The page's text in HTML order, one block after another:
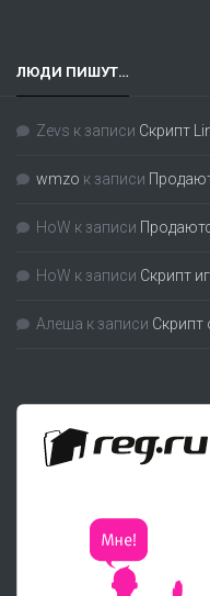
ЛЮДИ ПИШУТ…
Zevs к записи Скрипт
wmzo к записи
HoW к записи
HoW к записи Скрипт
Алеша к записи Скрипт